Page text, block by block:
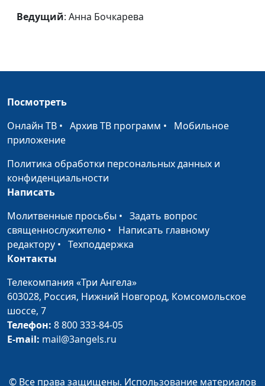
Веганское мороженое и
коктейль «Творожный рай»
Цветная капуста в ореховом
тесте и рагу из кабачков с
фасолью
Юлия
«Хачапури»
Почов апур (суп с фасолью) и
закуска из баклажанов
Нарине
Егиазарян
Пирожки из швейцарского
сухариками
Салат из черных древесных
грибов и кукуруза с кедровыми
орешками
сальса»
Мартынова
Ведущий: Анна Бочкарева
Посмотреть
Онлайн ТВ • Архив ТВ программ • Мобильное
приложение
Политика обработки персональных данных и
конфиденциальности
Написать
Молитвенные просьбы • Задать вопрос
священнослужителю • Написать главному
редактору • Техподдержка
Контакты
Телекомпания «Три Ангела»
603028, Россия, Нижний Новгород, Комсомольское
шоссе, 7
Телефон: 8 800 333-84-05
E-mail: mail@3angels.ru
© Все права защищены. Использование материалов